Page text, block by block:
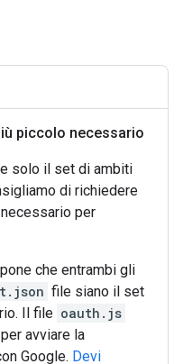
piccolo necessario
solo il set di ambiti
di richiedere
per
che entrambi gli
file siano il set
Il file oauth.js
avviare la
Google. Devi